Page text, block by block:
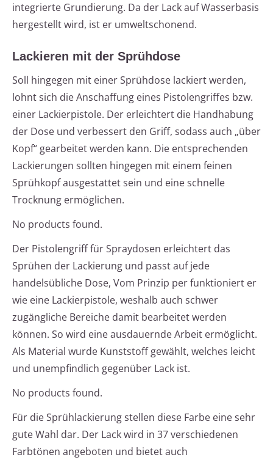
integrierte Grundierung. Da der Lack auf Wasserbasis
hergestellt wird, ist er umweltschonend.
Lackieren mit der Sprühdose
Soll hingegen mit einer Sprühdose lackiert werden,
lohnt sich die Anschaffung eines Pistolengriffes bzw.
einer Lackierpistole. Der erleichtert die Handhabung
der Dose und verbessert den Griff, sodass auch „über
Kopf“ gearbeitet werden kann. Die entsprechenden
Lackierungen sollten hingegen mit einem feinen
Sprühkopf ausgestattet sein und eine schnelle
Trocknung ermöglichen.
No products found.
Der Pistolengriff für Spraydosen erleichtert das
Sprühen der Lackierung und passt auf jede
handelsübliche Dose, Vom Prinzip per funktioniert er
wie eine Lackierpistole, weshalb auch schwer
zugängliche Bereiche damit bearbeitet werden
können. So wird eine ausdauernde Arbeit ermöglicht.
Als Material wurde Kunststoff gewählt, welches leicht
und unempfindlich gegenüber Lack ist.
No products found.
Für die Sprühlackierung stellen diese Farbe eine sehr
gute Wahl dar. Der Lack wird in 37 verschiedenen
Farbtönen angeboten und bietet auch